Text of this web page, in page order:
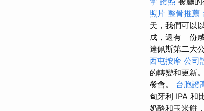
照片 整骨推薦
天，我們可以
成，還有一份
達佩斯第二大
西屯按摩 公司
的轉變和更新
餐會。 台胞證
匈牙利 IPA 和
奶酪和玉米餅